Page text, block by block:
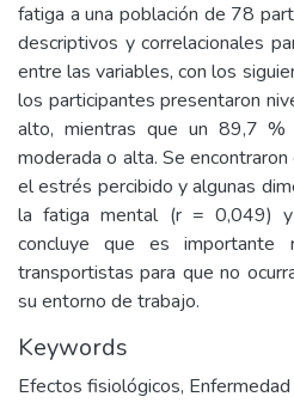
fatiga a una población de 78
descriptivos y correlacionales
entre las variables, con los
los participantes presentaron
alto, mientras que un 89,7
moderada o alta. Se
el estrés percibido y algunas
la fatiga mental (r = 0,049)
concluye que es importante
transportistas para que no
su entorno de trabajo.
Keywords
Efectos fisiológicos,